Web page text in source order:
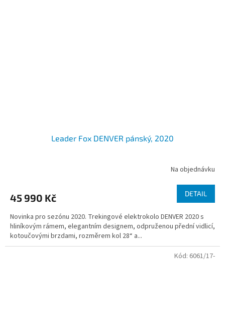
Leader Fox DENVER pánský, 2020
Na objednávku
45 990 Kč DETAIL
Novinka pro sezónu 2020. Trekingové elektrokolo DENVER 2020 s
hliníkovým rámem, elegantním designem, odpruženou přední vidlicí,
kotoučovými brzdami, rozměrem kol 28“ a...
Kód: 6061/17-